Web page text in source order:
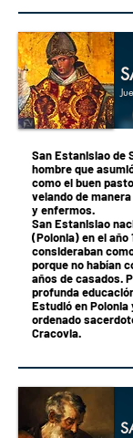
San Estanislao de
hombre que
como el buen
velando de
y enfermos.
San Estanislao
(Polonia) en el año
consideraban
porque no habían
años de casados.
profunda
Estudió en Polonia
ordenado
Cracovia.